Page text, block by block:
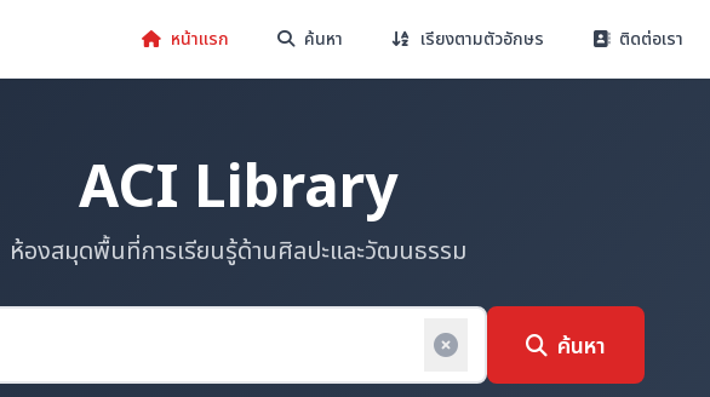
หน้าแรก ค้นหา เรียงตามตัวอักษร ติดต่อเรา
ACI Library
ห้องสมุดพื้นที่การเรียนรู้ด้านศิลปะและวัฒนธรรม
ค้นหา